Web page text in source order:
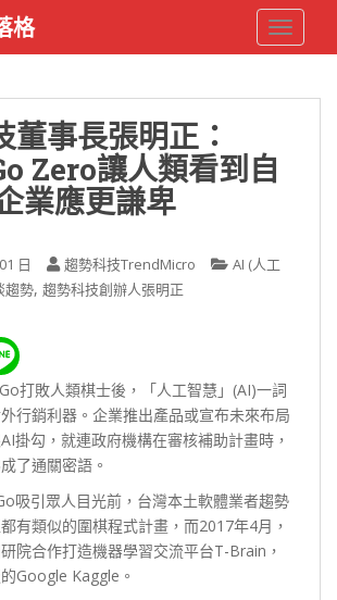
格
董事長張明正：
Zero讓人類看到自
業應更謙卑
日 趨勢科技TrendMicro
AI (人工
趨勢, 趨勢科技創辦人張明正
打敗人類棋士後，「人工智慧」(AI)一詞
行銷利器。企業推出產品或宣布未來布局
掛勾，就連政府機構在審核補助計畫時，
了通關密語。
吸引眾人目光前，台灣本土軟體業者趨勢
有類似的圍棋程式計畫，而2017年4月，
院合作打造機器學習交流平台T-Brain，
Google Kaggle。